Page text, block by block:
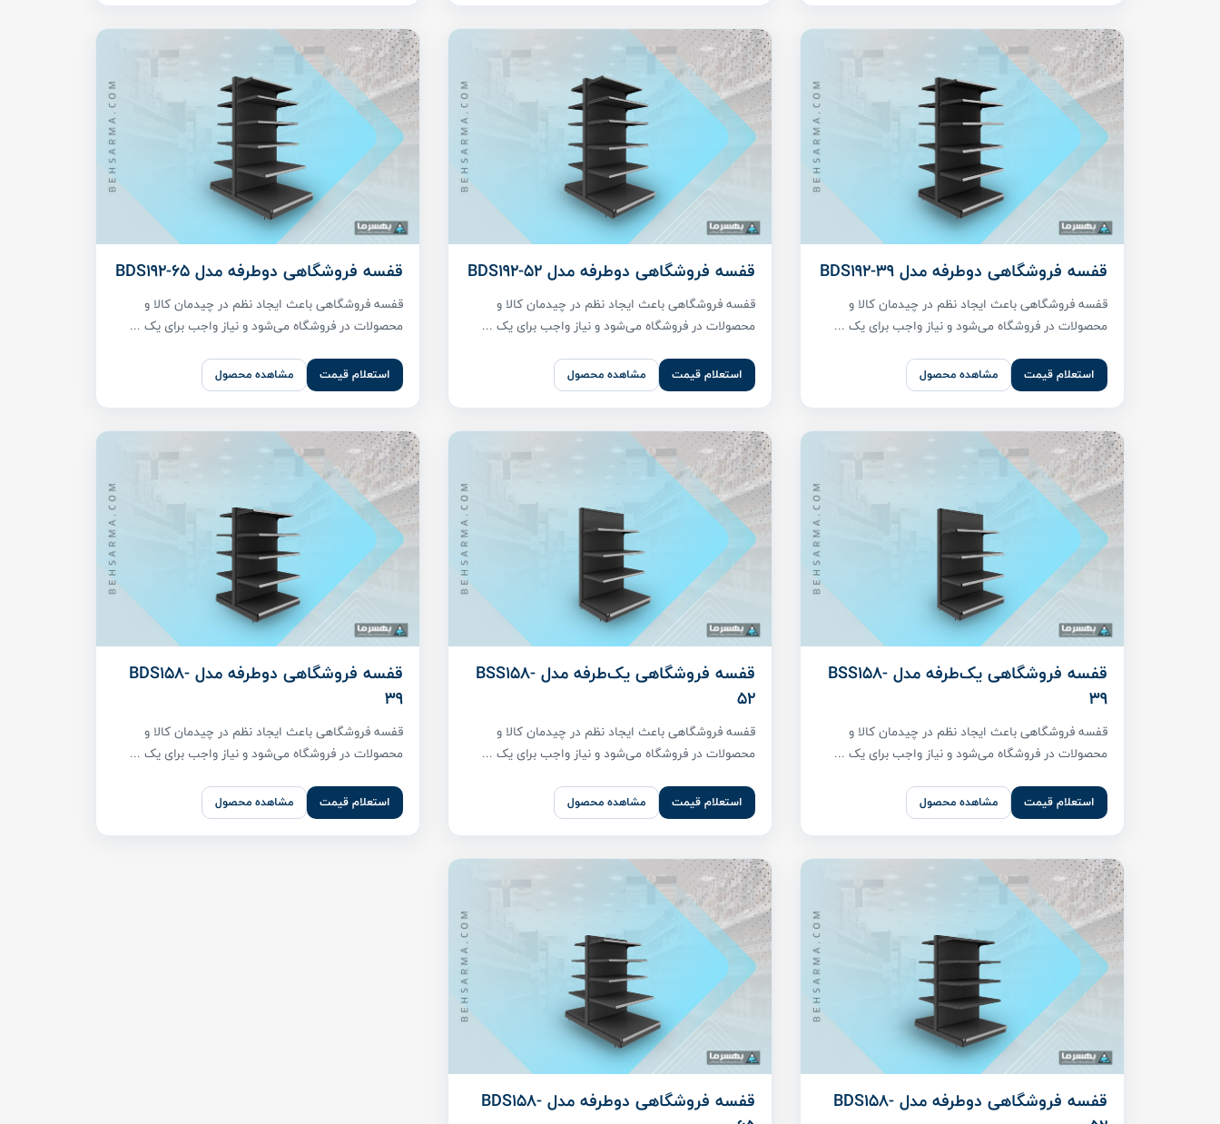
قفسه فروشگاهی دوطرفه مدل BDS192-39
قفسه فروشگاهی باعث ایجاد نظم در چیدمان کالا و
محصولات در فروشگاه می‌شود و نیاز واجب برای یک ...
استعلام قیمت مشاهده محصول
قفسه فروشگاهی دوطرفه مدل BDS192-52
قفسه فروشگاهی باعث ایجاد نظم در چیدمان کالا و
محصولات در فروشگاه می‌شود و نیاز واجب برای یک ...
استعلام قیمت مشاهده محصول
قفسه فروشگاهی دوطرفه مدل BDS192-65
قفسه فروشگاهی باعث ایجاد نظم در چیدمان کالا و
محصولات در فروشگاه می‌شود و نیاز واجب برای یک ...
استعلام قیمت مشاهده محصول
قفسه فروشگاهی یک‌طرفه مدل BSS158-
39
قفسه فروشگاهی باعث ایجاد نظم در چیدمان کالا و
محصولات در فروشگاه می‌شود و نیاز واجب برای یک ...
استعلام قیمت مشاهده محصول
قفسه فروشگاهی یک‌طرفه مدل BSS158-
52
قفسه فروشگاهی باعث ایجاد نظم در چیدمان کالا و
محصولات در فروشگاه می‌شود و نیاز واجب برای یک ...
استعلام قیمت مشاهده محصول
قفسه فروشگاهی دوطرفه مدل BDS158-
39
قفسه فروشگاهی باعث ایجاد نظم در چیدمان کالا و
محصولات در فروشگاه می‌شود و نیاز واجب برای یک ...
استعلام قیمت مشاهده محصول
قفسه فروشگاهی دوطرفه مدل BDS158-
قفسه فروشگاهی دوطرفه مدل BDS158-